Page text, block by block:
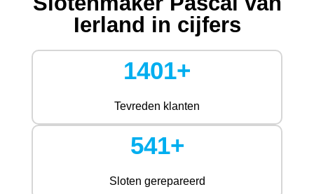
Ierland in cijfers
1401+
Tevreden klanten
541+
Sloten gerepareerd